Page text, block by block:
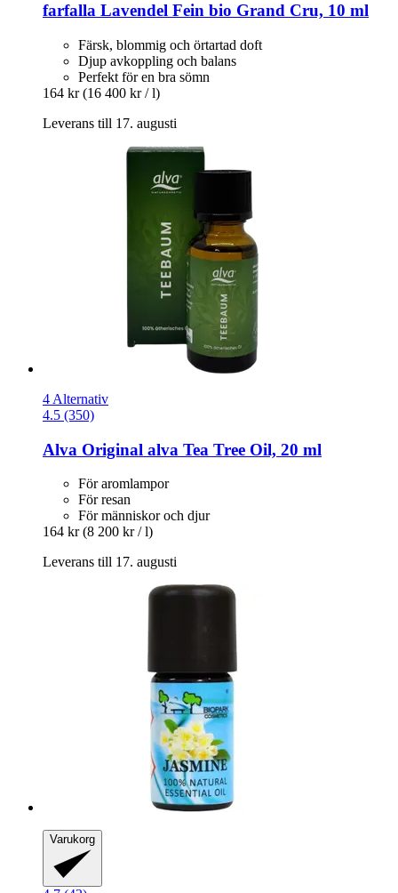
farfalla Lavendel Fein bio Grand Cru, 10 ml
Färsk, blommig och örtartad doft
Djup avkoppling och balans
Perfekt för en bra sömn
164 kr (16 400 kr / l)
Leverans till 17. augusti
4 Alternativ
4.5 (350)
Alva Original alva Tea Tree Oil, 20 ml
För aromlampor
För resan
För människor och djur
164 kr (8 200 kr / l)
Leverans till 17. augusti
Varukorg